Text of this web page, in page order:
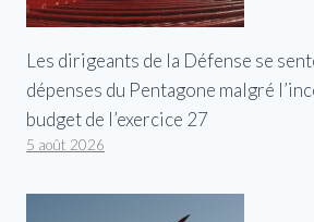
Les dirigeants de la Défense se
dépenses du Pentagone malgré
budget de l’exercice 27
5 août 2026